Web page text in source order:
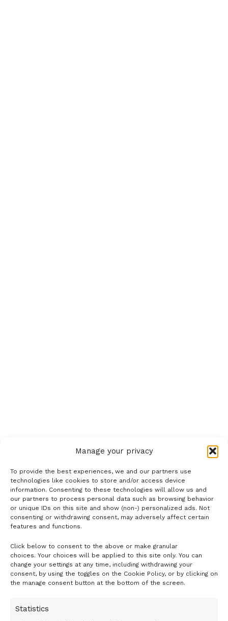
Manage your privacy
To provide the best experiences, we and our partners use
technologies like cookies to store and/or access device
information. Consenting to these technologies will allow us and
our partners to process personal data such as browsing behavior
or unique IDs on this site and show (non-) personalized ads. Not
consenting or withdrawing consent, may adversely affect certain
features and functions.
Click below to consent to the above or make granular
choices. Your choices will be applied to this site only. You can
change your settings at any time, including withdrawing your
consent, by using the toggles on the Cookie Policy, or by clicking on
the manage consent button at the bottom of the screen.
Statistics
- H I R D E T É S -